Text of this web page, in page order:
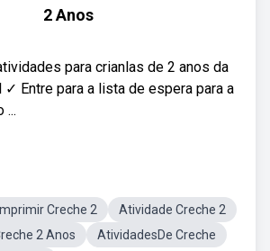
2 Anos
para crianlas de 2 anos da
✓ Entre para a lista de espera para a
...
Creche 2
Atividade Creche 2
2 Anos
AtividadesDe Creche